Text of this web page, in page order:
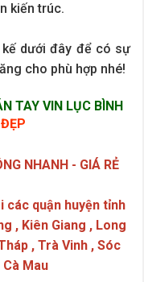
kiến trúc.
dưới đây để có sự
cho phù hợp nhé!
TAY VIN LỤC BÌNH
ĐẸP
NHANH - GIÁ RẺ
các quận huyện tỉnh
, Kiên Giang , Long
, Trà Vinh , Sóc
Mau